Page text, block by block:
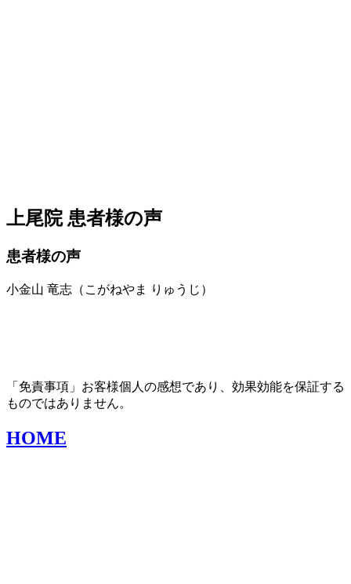
上尾院 患者様の声
患者様の声
小金山 竜志（こがねやま りゅうじ）
「免責事項」お客様個人の感想であり、効果効能を保証する
ものではありません。
HOME